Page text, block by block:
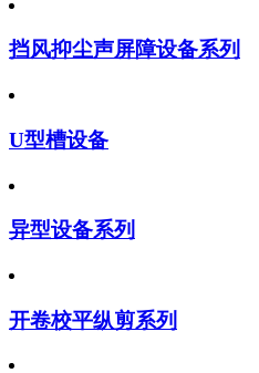
挡风抑尘声屏障设备系列
U型槽设备
异型设备系列
开卷校平纵剪系列